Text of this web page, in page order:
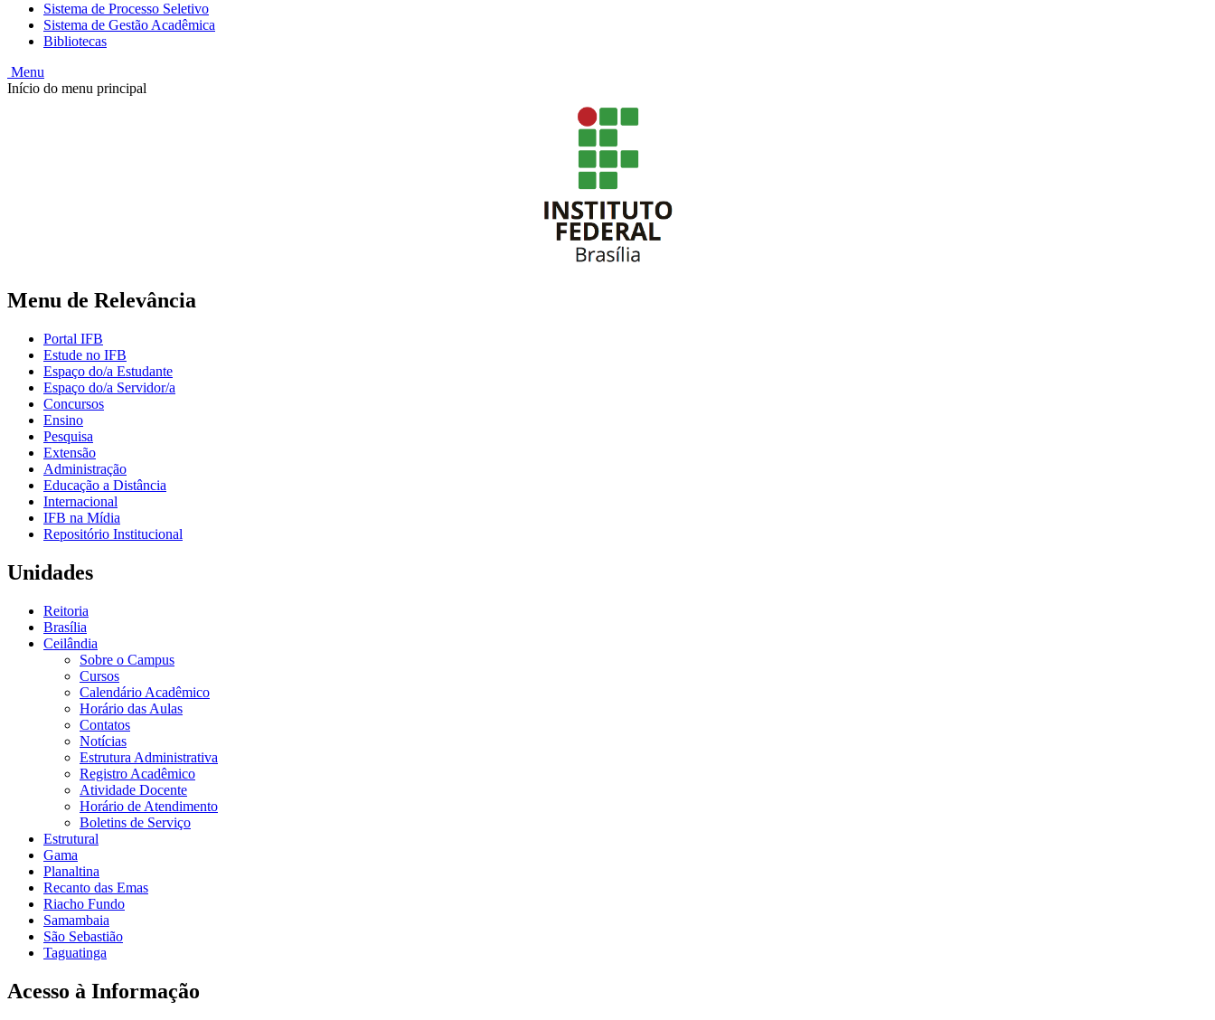
Sistema de Processo Seletivo
Sistema de Gestão Acadêmica
Bibliotecas
Menu
Início do menu principal
Menu de Relevância
Portal IFB
Estude no IFB
Espaço do/a Estudante
Espaço do/a Servidor/a
Concursos
Ensino
Pesquisa
Extensão
Administração
Educação a Distância
Internacional
IFB na Mídia
Repositório Institucional
Unidades
Reitoria
Brasília
Ceilândia
Sobre o Campus
Cursos
Calendário Acadêmico
Horário das Aulas
Contatos
Notícias
Estrutura Administrativa
Registro Acadêmico
Atividade Docente
Horário de Atendimento
Boletins de Serviço
Estrutural
Gama
Planaltina
Recanto das Emas
Riacho Fundo
Samambaia
São Sebastião
Taguatinga
Acesso à Informação